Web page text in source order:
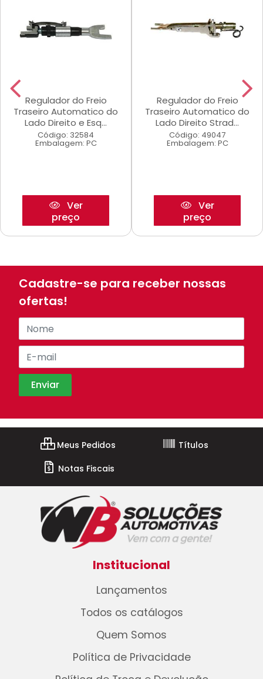
Regulador do Freio
Traseiro Automatico do
Lado Direito e Esq...
Código: 32584
Embalagem: PC
Ver
preço
Regulador do Freio
Traseiro Automatico do
Lado Direito Strad...
Código: 49047
Embalagem: PC
Ver
preço
Cadastre-se para receber nossas
ofertas!
Meus Pedidos
Títulos
Notas Fiscais
Institucional
Lançamentos
Todos os catálogos
Quem Somos
Política de Privacidade